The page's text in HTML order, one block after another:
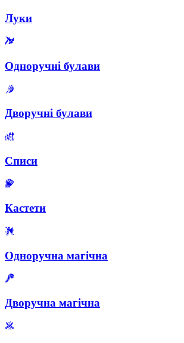
Луки
Одноручні булави
Дворучні булави
Списи
Кастети
Одноручна магічна
Дворучна магічна